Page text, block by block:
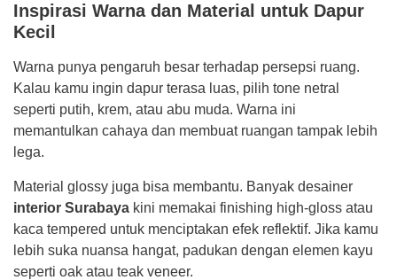
Inspirasi Warna dan Material untuk Dapur
Kecil
Warna punya pengaruh besar terhadap persepsi ruang.
Kalau kamu ingin dapur terasa luas, pilih tone netral
seperti putih, krem, atau abu muda. Warna ini
memantulkan cahaya dan membuat ruangan tampak lebih
lega.
Material glossy juga bisa membantu. Banyak desainer
interior Surabaya kini memakai finishing high-gloss atau
kaca tempered untuk menciptakan efek reflektif. Jika kamu
lebih suka nuansa hangat, padukan dengan elemen kayu
seperti oak atau teak veneer.